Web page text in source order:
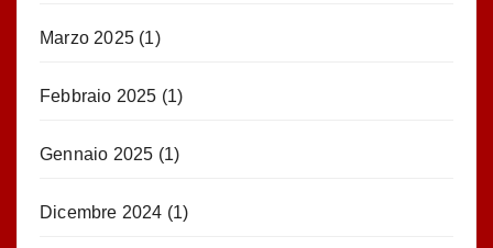
Marzo 2025 (1)
Febbraio 2025 (1)
Gennaio 2025 (1)
Dicembre 2024 (1)